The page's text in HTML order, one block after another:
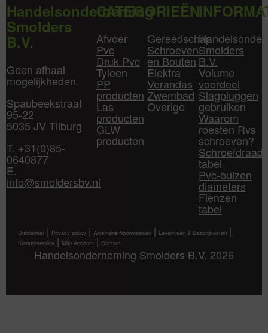
Handelsonderneming
Smolders
B.V.
Geen afhaal
mogelijkheden.
Spaubeekstraat
95-22
5035 JV Tilburg
T. +31(0)85-
0640877
E.
info@smoldersbv.nl
CATEGORIEËN
Afvoer
Pvc
Druk Pvc
Tyleen
PP
producten
Las
producten
GLW
producten
Gereedschap
Schroeven
en Bouten
Elektra
Verandas
Zwembad
Overige
Smolders
B.V.
Volume
voordeel
Slagpluggen
gebruiken
Waarom
roesten Rvs
schroeven?
Schroefdraad
tabel
Pvc-buizen
diameters
Flenzen
tabel
Disclaimer | Privacy policy | Algemene Voorwaarden | Levertijden & Bezorgkosten |
Klantenservice | Mijn Account | Contact
Handelsonderneming Smolders B.V. 2026